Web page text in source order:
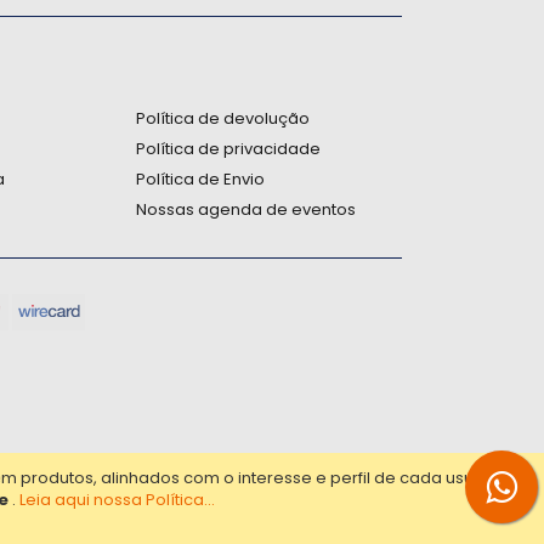
produtos, alinhados com o interesse e perfil de cada usuário.
. Leia aqui nossa Política...
Política de devolução
Política de privacidade
Política de Envio
Nossas agenda de eventos